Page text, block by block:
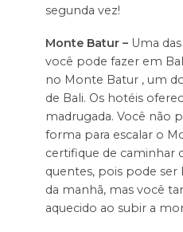
segunda vez!
Monte Batur – Uma
você pode fazer em
no Monte Batur , um
de Bali. Os hotéis
madrugada. Você não
forma para escalar o
certifique de caminhar
quentes, pois pode
da manhã, mas você
aquecido ao subir a